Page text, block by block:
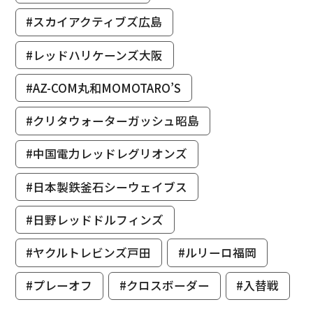
#スカイアクティブズ広島
#レッドハリケーンズ大阪
#AZ-COM丸和MOMOTARO’S
#クリタウォーターガッシュ昭島
#中国電力レッドレグリオンズ
#日本製鉄釜石シーウェイブス
#日野レッドドルフィンズ
#ヤクルトレビンズ戸田
#ルリーロ福岡
#プレーオフ
#クロスボーダー #入替戦